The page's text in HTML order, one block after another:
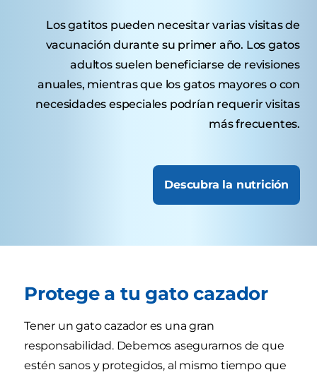
Los gatitos pueden necesitar varias visitas de
vacunación durante su primer año. Los gatos
adultos suelen beneficiarse de revisiones
anuales, mientras que los gatos mayores o con
necesidades especiales podrían requerir visitas
más frecuentes.
Descubra la nutrición
Protege a tu gato cazador
Tener un gato cazador es una gran
responsabilidad. Debemos asegurarnos de que
estén sanos y protegidos, al mismo tiempo que